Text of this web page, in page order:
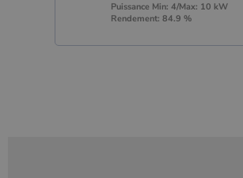
Puissance Min: 4/Max: 10 kW
Rendement: 84.9 %